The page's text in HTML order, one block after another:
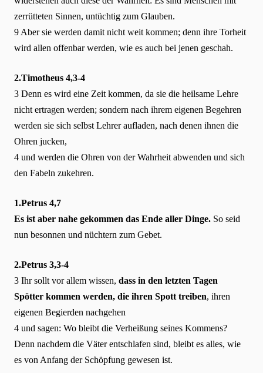
zerrütteten Sinnen, untüchtig zum Glauben.
9 Aber sie werden damit nicht weit kommen; denn ihre Torheit
wird allen offenbar werden, wie es auch bei jenen geschah.
2.Timotheus 4,3-4
3 Denn es wird eine Zeit kommen, da sie die heilsame Lehre
nicht ertragen werden; sondern nach ihrem eigenen Begehren
werden sie sich selbst Lehrer aufladen, nach denen ihnen die
Ohren jucken,
4 und werden die Ohren von der Wahrheit abwenden und sich
den Fabeln zukehren.
1.Petrus 4,7
Es ist aber nahe gekommen das Ende aller Dinge. So seid
nun besonnen und nüchtern zum Gebet.
2.Petrus 3,3-4
3 Ihr sollt vor allem wissen, dass in den letzten Tagen
Spötter kommen werden, die ihren Spott treiben, ihren
eigenen Begierden nachgehen
4 und sagen: Wo bleibt die Verheißung seines Kommens?
Denn nachdem die Väter entschlafen sind, bleibt es alles, wie
es von Anfang der Schöpfung gewesen ist.